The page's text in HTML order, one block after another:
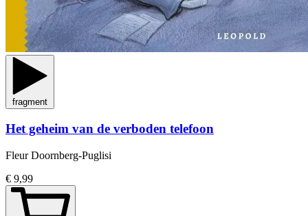
fragment
Het geheim van de verboden telefoon
Fleur Doornberg-Puglisi
€ 9,99